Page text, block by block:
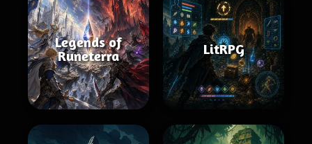
Legends of
Runeterra
LitRPG